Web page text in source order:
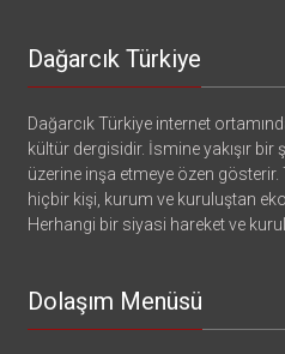
Dağarcık Türkiye
Dağarcık Türkiye internet
kültür dergisidir. İsmine yakışır bir
üzerine inşa etmeye özen gösterir.
hiçbir kişi, kurum ve kuruluştan
Herhangi bir siyasi hareket ve
Dolaşım Menüsü